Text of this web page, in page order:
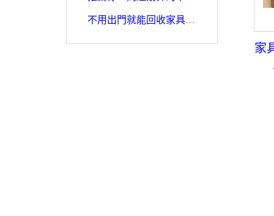
家
不用出門就能回收家具換現金0979003999